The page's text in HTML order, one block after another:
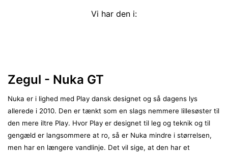
Vi har den i:
Zegul - Nuka GT
Nuka er i lighed med Play dansk designet og så dagens lys
allerede i 2010. Den er tænkt som en slags nemmere lillesøster til
den mere iltre Play. Hvor Play er designet til leg og teknik og til
gengæld er langsommere at ro, så er Nuka mindre i størrelsen,
men har en længere vandlinje. Det vil sige, at den har et